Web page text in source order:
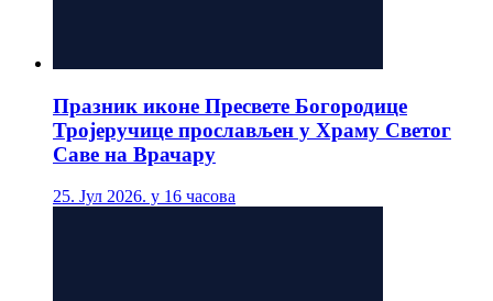
Празник иконе Пресвете Богородице
Тројеручице прослављен у Храму Светог
Саве на Врачару
25. Јул 2026. у 16 часова